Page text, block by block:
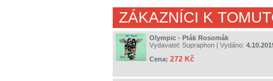
ZÁKAZNÍCI K
Olympic - Pták Rosomák
Vydavatel: Supraphon | Vydáno:
Cena: 272 Kč